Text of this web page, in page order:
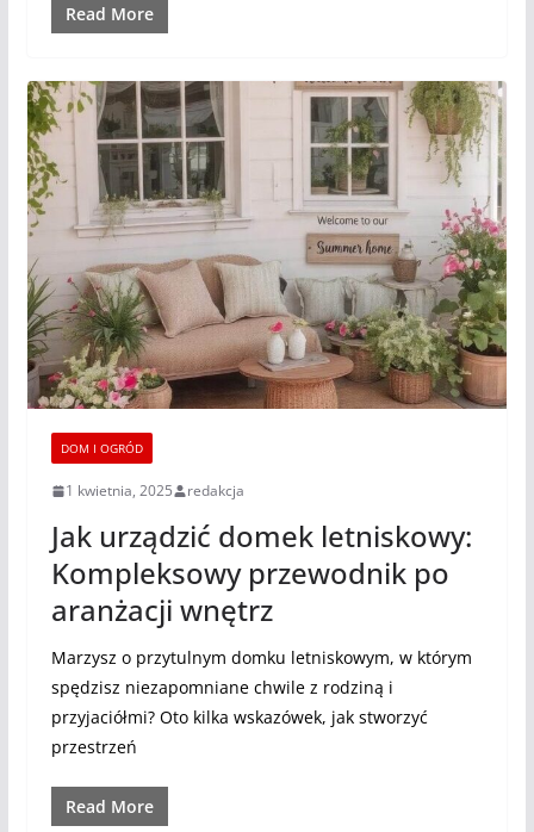
Read More
DOM I OGRÓD
1 kwietnia, 2025 redakcja
Jak urządzić domek letniskowy:
Kompleksowy przewodnik po
aranżacji wnętrz
Marzysz o przytulnym domku letniskowym, w którym
spędzisz niezapomniane chwile z rodziną i
przyjaciółmi? Oto kilka wskazówek, jak stworzyć
przestrzeń
Read More